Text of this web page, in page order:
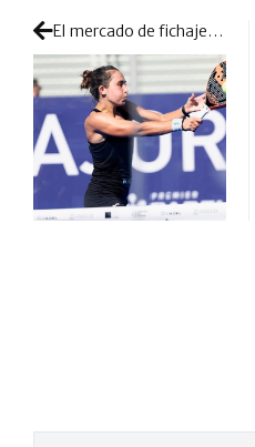
El mercado de fichajes queda abierto y Jessica Castelló hace el primer movimiento